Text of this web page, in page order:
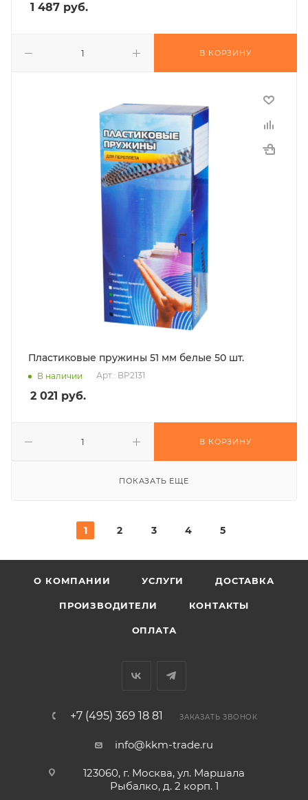
1 487 руб.
В КОРЗИНУ
Пластиковые пружины 51 мм белые 50 шт.
В наличии Арт.: BP2131
2 021 руб.
В КОРЗИНУ
ПОКАЗАТЬ ЕЩЕ
1 2 3 4 5
О КОМПАНИИ УСЛУГИ ДОСТАВКА
ПРОИЗВОДИТЕЛИ КОНТАКТЫ
ОПЛАТА
+7 (495) 369 18 81 ЗАКАЗАТЬ ЗВОНОК
info@kkm-trade.ru
123060, г. Москва, ул. Маршала
Рыбалко, д. 2 корп. 1